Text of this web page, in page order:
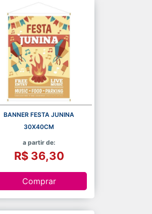
BANNER FESTA JUNINA
30X40CM
a partir de:
R$ 36,30
Comprar